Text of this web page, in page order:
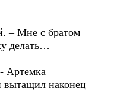
– Мне с братом
делать…
Артемка
вытащил наконец